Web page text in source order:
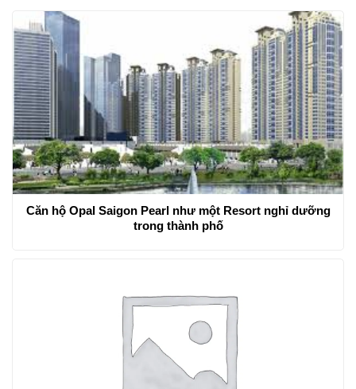
Căn hộ Opal Saigon Pearl như một Resort nghỉ dưỡng
trong thành phố